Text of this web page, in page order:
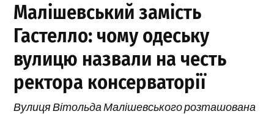
Малішевський замість
Гастелло: чому одеську
вулицю назвали на честь
ректора консерваторії
Вулиця Вітольда Малішевського розташована